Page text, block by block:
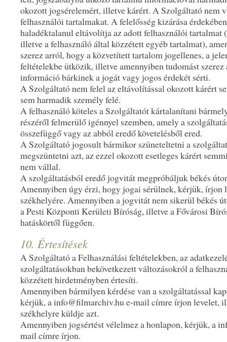
okozott jogsérelemért, illetve kárért. A Szolgáltató nem
felhasználói tartalmakat. A felelősség kizárása
haladéktalanul eltávolítja az adott felhasználói tartalmat
illetve a felhasználó által közzétett egyéb tartalmat),
szerez arról, hogy a közvetített tartalom jogellenes, a
feltételekbe ütközik, illetve amennyiben tudomást
információ bárkinek a jogát vagy jogos érdekét sérti.
A Szolgáltató nem felel az eltávolítással okozott kárért
sem harmadik személy felé.
A felhasználó köteles a Szolgáltatót kártalanítani
részéről felmerülő igénnyel szemben, amely a
összefüggő vagy az abból eredő követelésből ered.
A Szolgáltató jogosult bármikor szüneteltetni a
megszüntetni azt, az ezzel okozott esetleges kárért
nem vállal.
A szolgáltatásból eredő jogvitát megpróbáljuk békés
Amennyiben úgy érzi, hogy jogai sérülnek, kérjük, írjon
székhelyére. Amennyiben a jogvitát nem sikerül békés
a Pesti Központi Kerületi Bíróság, illetve a Fővárosi
hatáskörtől függően.
10. Értesítések
A Szolgáltató a Felhasználási feltételekben, az
szolgáltatásokban bekövetkezett változásokról a
közzétett hirdetményben értesíti.
Amennyiben bármilyen kérdése van a szolgáltatással
kérjük, a info@filmarchiv.hu e-mail címre írjon levelet,
székhelyre küldje azt.
Amennyiben jogsértést vélelmez a honlapon, kérjük, a
mail címre írjon.